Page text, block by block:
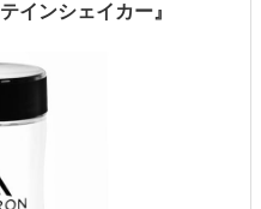
インシェイカー』